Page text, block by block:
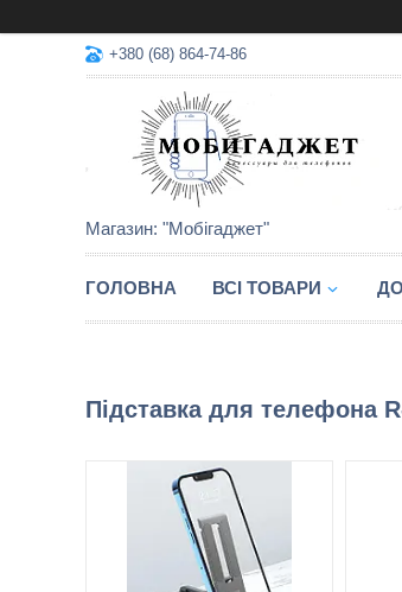
+380 (68) 864-74-86
Магазин: "Мобігаджет"
ГОЛОВНА ВСІ ТОВАРИ
Підставка для телефона